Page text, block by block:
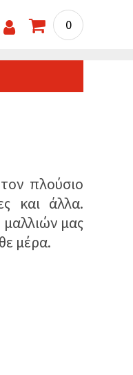
0
πλούσιο
και άλλα.
μας
μέρα.